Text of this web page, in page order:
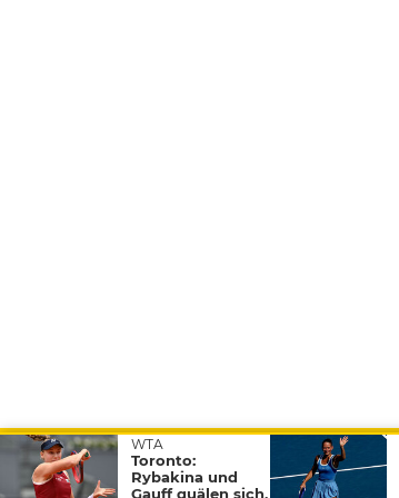
WTA
Toronto:
Rybakina und
Gauff quälen sich,
© 2026 Tennisnet Group GmbH